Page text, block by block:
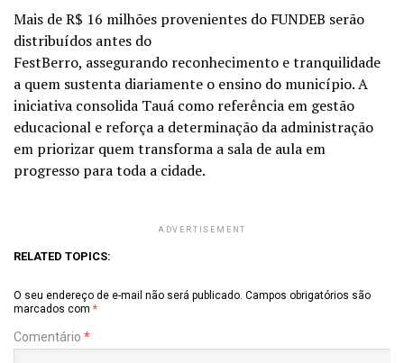
Mais de R$ 16 milhões provenientes do FUNDEB serão
distribuídos antes do
FestBerro, assegurando reconhecimento e tranquilidade
a quem sustenta diariamente o ensino do município. A
iniciativa consolida Tauá como referência em gestão
educacional e reforça a determinação da administração
em priorizar quem transforma a sala de aula em
progresso para toda a cidade.
ADVERTISEMENT
RELATED TOPICS:
O seu endereço de e-mail não será publicado. Campos obrigatórios são
marcados com *
Comentário *